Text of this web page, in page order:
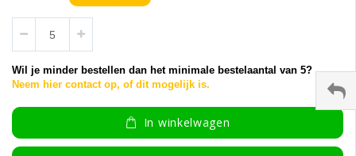
Wil je minder bestellen dan het minimale bestelaantal van 5?
Neem hier contact op, of dit mogelijk is.
In winkelwagen